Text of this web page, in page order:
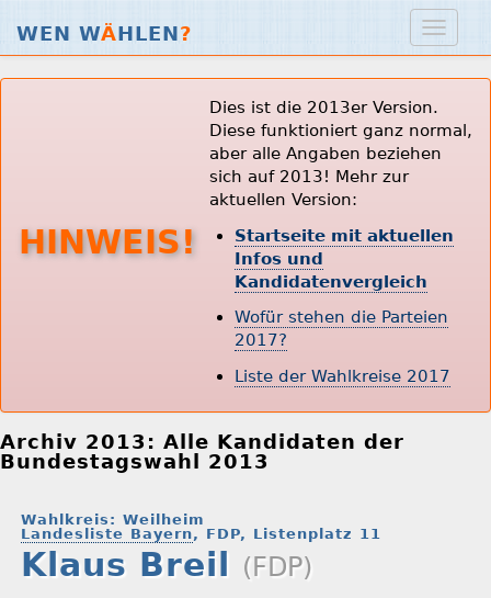
WEN WÄHLEN?
HINWEIS!
Dies ist die 2013er Version.
Diese funktioniert ganz normal,
aber alle Angaben beziehen
sich auf 2013! Mehr zur
aktuellen Version:
Startseite mit aktuellen
Infos und
Kandidatenvergleich
Wofür stehen die Parteien
2017?
Liste der Wahlkreise 2017
Archiv 2013: Alle Kandidaten der
Bundestagswahl 2013
Wahlkreis: Weilheim
Landesliste Bayern, FDP, Listenplatz 11
Klaus Breil (FDP)